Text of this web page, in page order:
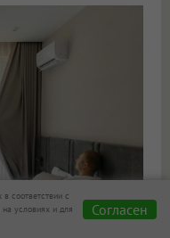
соответствии с
условиях и для
Согласен